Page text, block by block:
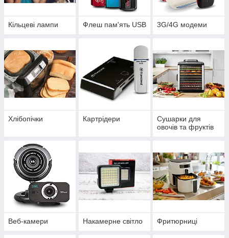
Кільцеві лампи Флеш пам'ять USB 3G/4G модеми
Хлібопічки Картрідери
Сушарки для
овочів та фруктів
Веб-камери Накамерне світло Фритюрниці